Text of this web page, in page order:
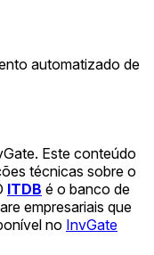
automatizado de
Este conteúdo
técnicas sobre o
ITDB é o banco de
empresariais que
no InvGate